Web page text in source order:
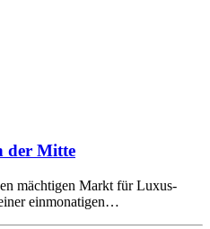
der Mitte
mächtigen Markt für Luxus-
einmonatigen…